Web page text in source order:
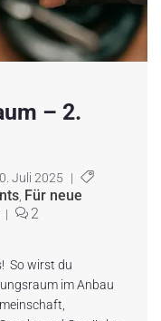
– 2.
Juli 2025 |
Für neue
|
2
So wirst du
im Anbau